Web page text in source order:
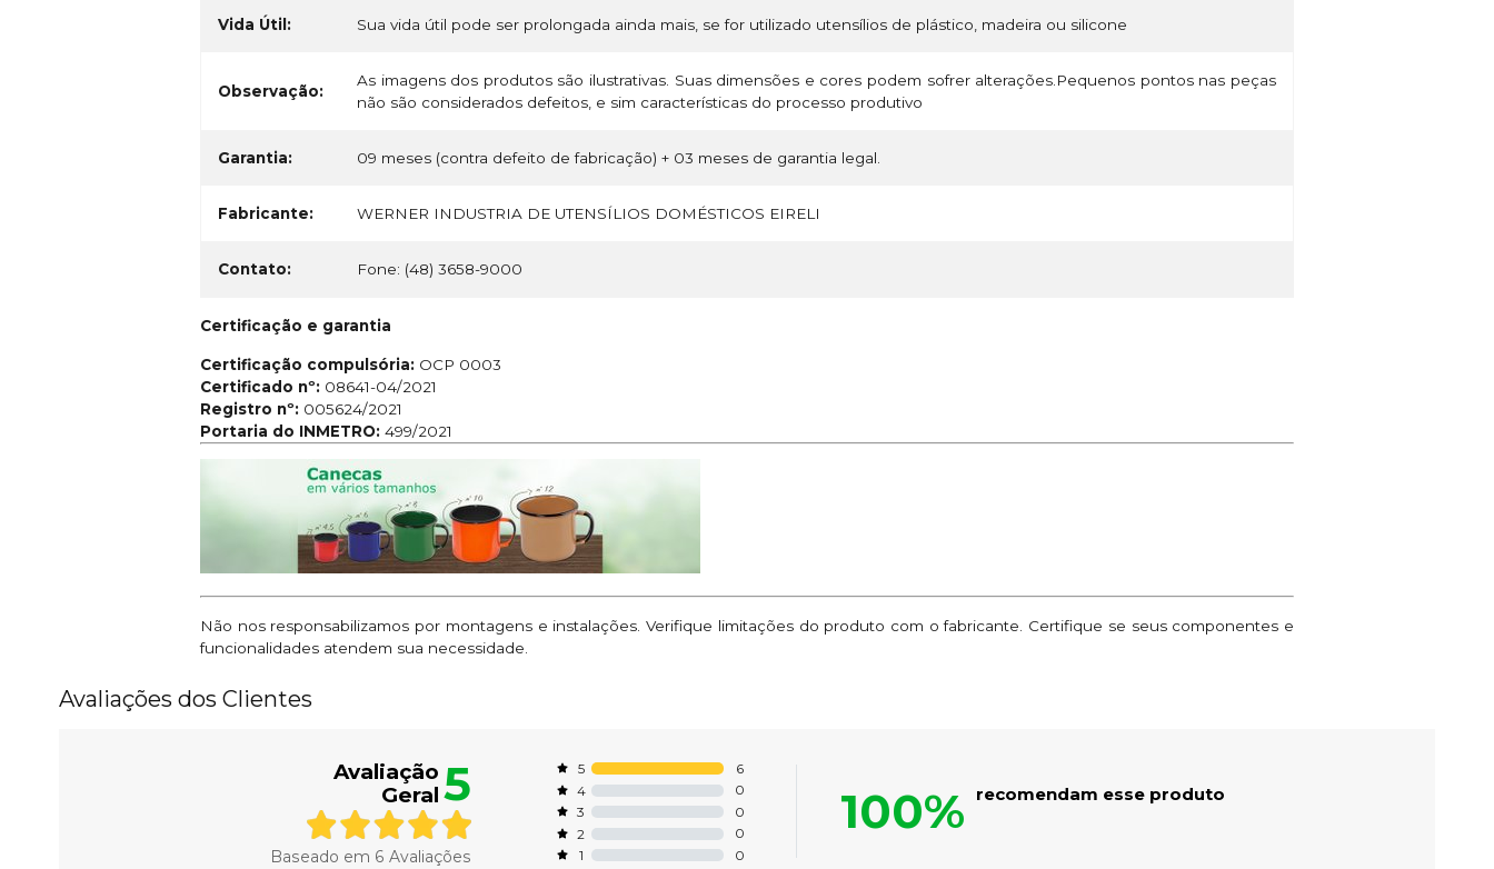
Vida Útil: Sua vida útil pode ser prolongada ainda mais, se for utilizado utensílios de plástico, madeira ou silicone
Observação:
As imagens dos produtos são ilustrativas. Suas dimensões e cores podem sofrer alterações.Pequenos pontos nas peças
não são considerados defeitos, e sim características do processo produtivo
Garantia: 09 meses (contra defeito de fabricação) + 03 meses de garantia legal.
Fabricante: WERNER INDUSTRIA DE UTENSÍLIOS DOMÉSTICOS EIRELI
Contato: Fone: (48) 3658-9000
Certificação e garantia
Certificação compulsória: OCP 0003
Certificado nº: 08641-04/2021
Registro nº: 005624/2021
Portaria do INMETRO: 499/2021
Não nos responsabilizamos por montagens e instalações. Verifique limitações do produto com o fabricante. Certifique se seus componentes e
funcionalidades atendem sua necessidade.
Avaliações dos Clientes
Avaliação
Geral 5
Baseado em 6 Avaliações
5
6
4
0
3
0
2
0
1
0
100% recomendam esse produto